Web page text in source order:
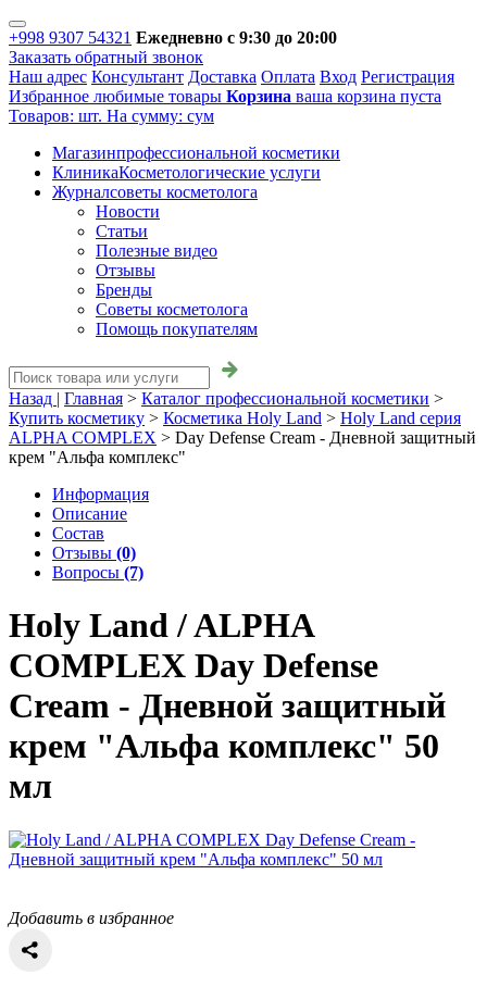
+998 9307 54321 Ежедневно с 9:30 до 20:00
Заказать обратный звонок
Наш адрес Консультант Доставка Оплата Вход Регистрация
Избранное любимые товары Корзина ваша корзина пуста
Товаров: шт. На сумму: сум
Магазинпрофессиональной косметики
КлиникаКосметологические услуги
Журналсоветы косметолога
Новости
Статьи
Полезные видео
Отзывы
Бренды
Советы косметолога
Помощь покупателям
Назад | Главная > Каталог профессиональной косметики >
Купить косметику > Косметика Holy Land > Holy Land серия
ALPHA COMPLEX > Day Defense Cream - Дневной защитный
крем "Альфа комплекс"
Информация
Описание
Состав
Отзывы (0)
Вопросы (7)
Holy Land / ALPHA
COMPLEX Day Defense
Cream - Дневной защитный
крем "Альфа комплекс" 50
мл
Добавить в избранное